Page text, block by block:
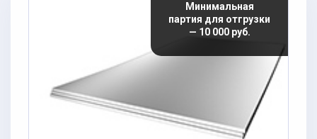
Минимальная
партия для отгрузки
— 10 000 руб.